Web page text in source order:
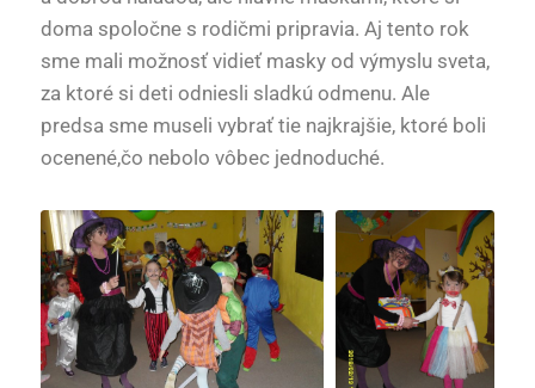
doma spoločne s rodičmi pripravia. Aj tento rok
sme mali možnosť vidieť masky od výmyslu sveta,
za ktoré si deti odniesli sladkú odmenu. Ale
predsa sme museli vybrať tie najkrajšie, ktoré boli
ocenené,čo nebolo vôbec jednoduché.